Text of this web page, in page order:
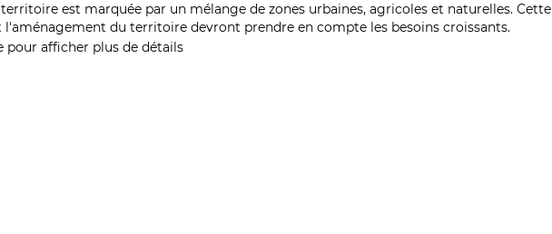
est marquée par un mélange de zones urbaines, agricoles et naturelles. Cette
du territoire devront prendre en compte les besoins croissants.
pour afficher plus de détails